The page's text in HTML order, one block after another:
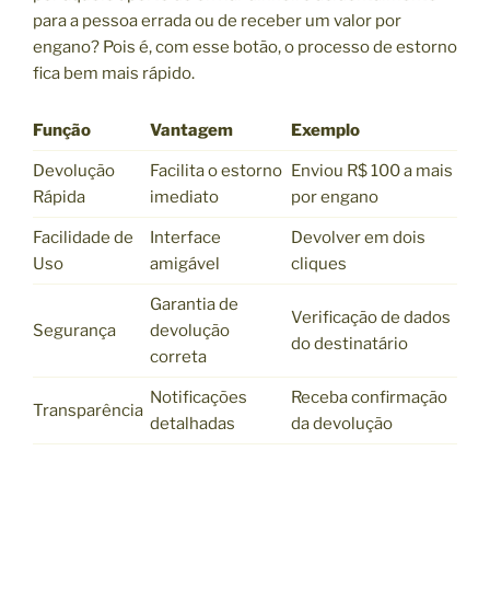
para a pessoa errada ou de receber um valor por
engano? Pois é, com esse botão, o processo de estorno
fica bem mais rápido.
Função Vantagem Exemplo
Devolução
Rápida
Facilita o estorno
imediato
Enviou R$ 100 a mais
por engano
Facilidade de
Uso
Interface
amigável
Devolver em dois
cliques
Segurança
Garantia de
devolução
correta
Verificação de dados
do destinatário
Transparência
Notificações
detalhadas
Receba confirmação
da devolução